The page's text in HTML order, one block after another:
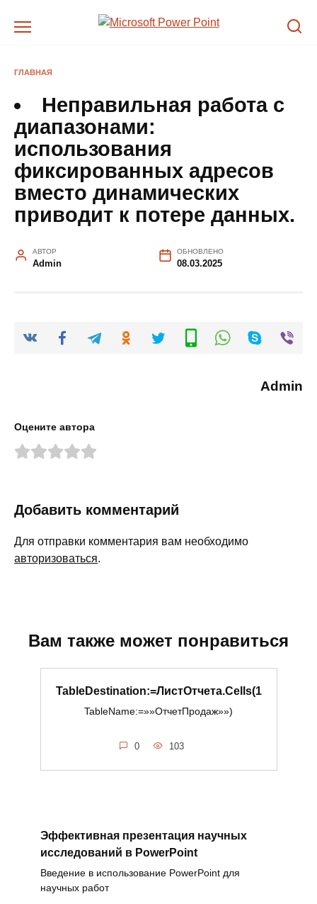
ГЛАВНАЯ
Неправильная работа с
диапазонами:
использования
фиксированных адресов
вместо динамических
приводит к потере данных.
АВТОР
Admin
ОБНОВЛЕНО
08.03.2025
Admin
Оцените автора
Добавить комментарий
Для отправки комментария вам необходимо
авторизоваться.
Вам также может понравиться
TableDestination:=ЛистОтчета.Cells(1
TableName:=»»ОтчетПродаж»»)
0 103
Эффективная презентация научных
исследований в PowerPoint
Введение в использование PowerPoint для
научных работ